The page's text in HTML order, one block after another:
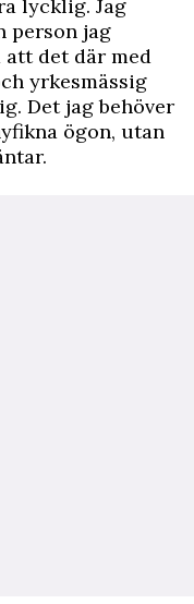
lycklig. Jag
person jag
att det där med
yrkesmässig
Det jag behöver
ögon, utan